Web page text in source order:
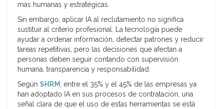
más humanas y estratégicas.
Sin embargo, aplicar IA al reclutamiento no significa
sustituir al criterio profesional. La tecnología puede
ayudar a ordenar información, detectar patrones y reducir
tareas repetitivas, pero las decisiones que afectan a
personas deben seguir contando con supervisión
humana, transparencia y responsabilidad.
Según SHRM , entre el 35% y el 45% de las empresas ya
han adoptado IA en sus procesos de contratación, una
señal clara de que el uso de estas herramientas se está